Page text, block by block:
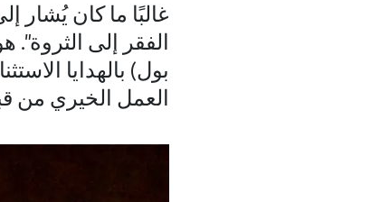
غالبًا ما كان
الفقر إلى
بول) بالهدايا
العمل الخيري من